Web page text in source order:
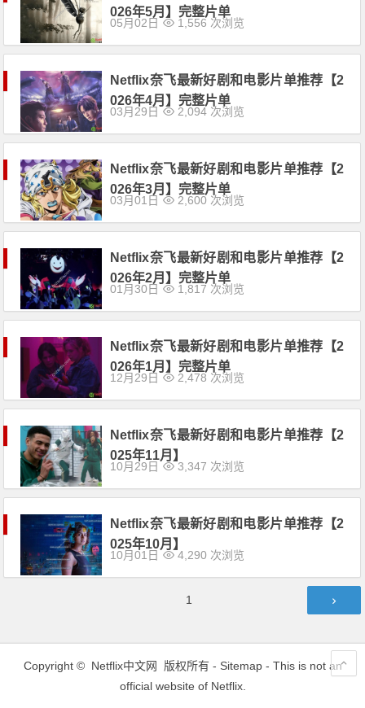
026年5月】完整片单
05月02日 1,556 次浏览
Netflix奈飞最新好剧和电影片单推荐【2
026年4月】完整片单
03月29日 2,094 次浏览
Netflix奈飞最新好剧和电影片单推荐【2
026年3月】完整片单
03月01日 2,600 次浏览
Netflix奈飞最新好剧和电影片单推荐【2
026年2月】完整片单
01月30日 1,817 次浏览
Netflix奈飞最新好剧和电影片单推荐【2
026年1月】完整片单
12月29日 2,478 次浏览
Netflix奈飞最新好剧和电影片单推荐【2
025年11月】
10月29日 3,347 次浏览
Netflix奈飞最新好剧和电影片单推荐【2
025年10月】
10月01日 4,290 次浏览
1
Copyright © Netflix中文网 版权所有 - Sitemap- This is not an
official website of Netflix.